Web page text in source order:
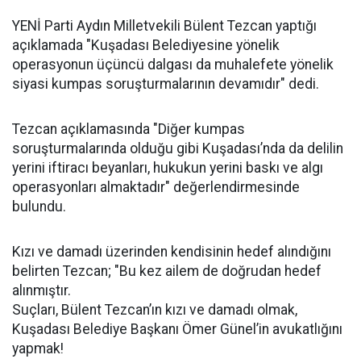
YENİ Parti Aydın Milletvekili Bülent Tezcan yaptığı
açıklamada "Kuşadası Belediyesine yönelik
operasyonun üçüncü dalgası da muhalefete yönelik
siyasi kumpas soruşturmalarının devamıdır" dedi.
Tezcan açıklamasında "Diğer kumpas
soruşturmalarında olduğu gibi Kuşadası’nda da delilin
yerini iftiracı beyanları, hukukun yerini baskı ve algı
operasyonları almaktadır" değerlendirmesinde
bulundu.
Kızı ve damadı üzerinden kendisinin hedef alındığını
belirten Tezcan; "Bu kez ailem de doğrudan hedef
alınmıştır.
Suçları, Bülent Tezcan’ın kızı ve damadı olmak,
Kuşadası Belediye Başkanı Ömer Günel’in avukatlığını
yapmak!